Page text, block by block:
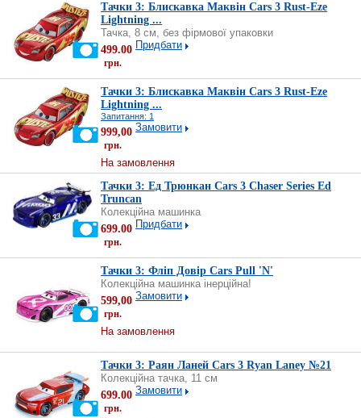
Тачки 3: Блискавка Маквін Cars 3 Rust-Eze
Lightning ...
Тачка, 8 см, без фірмової упаковки
499.00
грн.
Придбати
Тачки 3: Блискавка Маквін Cars 3 Rust-Eze
Lightning ...
Запитання: 1
999,00
грн.
Замовити
На замовлення
Тачки 3: Ед Трюнкан Cars 3 Chaser Series Ed
Truncan
Колекційна машинка
699.00
грн.
Придбати
Тачки 3: Фліп Довір Cars Pull 'N'
Колекційна машинка інерційна!
599,00
грн.
Замовити
На замовлення
Тачки 3: Раян Ланей Cars 3 Ryan Laney №21
Колекційна тачка, 11 см
699.00
грн.
Замовити